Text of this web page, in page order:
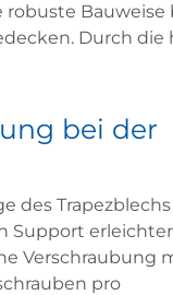
robuste
Durch
bei der
des
Support
Verschraubung
pro